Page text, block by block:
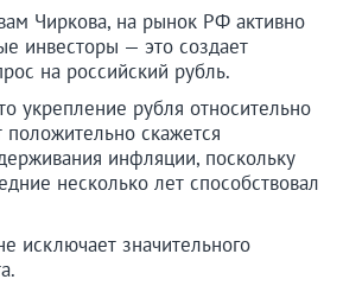
Чиркова, на рынок РФ активно
инвесторы — это создает
на российский рубль.
укрепление рубля относительно
скажется
инфляции, поскольку
несколько лет способствовал
исключает значительного